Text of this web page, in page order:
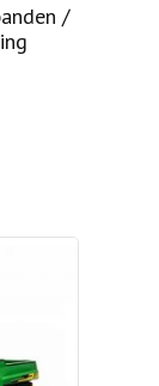
/